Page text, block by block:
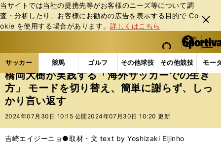
当サイトでは当社の提携先等がお客様のニーズ等について調
査・分析したり、お客様にお勧めの広告を表⽰する⽬的で Co
okie を使⽤する場合があります。詳しくはこちら
閉じ
る
web Sportiva (webスポルティーバ)
検索
マイペ
ー
ジ
メニュ
サッカー 競馬 ゴルフ その他球技 その他競技 モー
ス
ポ
ル
テ
ー
バ
サッカーの記事一覧 海外サッカー 海外サッカー
橋岡大樹が実践する「海外サッカーでの生き
方」 モードを切り替え、簡単に謝らず、しっ
かり言い返す
2024年07月30日 10:15 公開 2024年07月30日 10:20 更新
吉崎エイジーニョ●取材・文 text by Yoshizaki Eijinho